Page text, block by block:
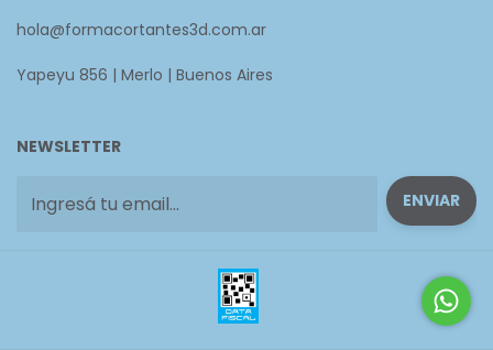
hola@formacortantes3d.com.ar
Yapeyu 856 | Merlo | Buenos Aires
NEWSLETTER